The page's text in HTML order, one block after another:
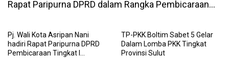
Rapat Paripurna DPRD dalam Rangka Pembicaraan
Pj. Wali Kota Asripan Nani
hadiri Rapat Paripurna DPRD
Pembicaraan Tingkat I
TP-PKK Boltim Sabet 5 Gelar
Dalam Lomba PKK Tingkat
Provinsi Sulut